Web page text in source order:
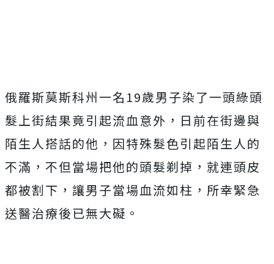
俄羅斯莫斯科州一名19歲男子染了一頭綠頭
髮上街結果竟引起流血意外，日前在街邊與
陌生人搭話的他，因特殊髮色引起陌生人的
不滿，不但當場把他的頭髮剃掉，就連頭皮
都被割下，讓男子當場血流如柱，所幸緊急
送醫治療後已無大礙。